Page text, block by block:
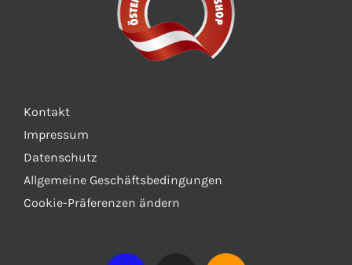
Kontakt
Impressum
Datenschutz
Allgemeine Geschäftsbedingungen
Cookie-Präferenzen ändern